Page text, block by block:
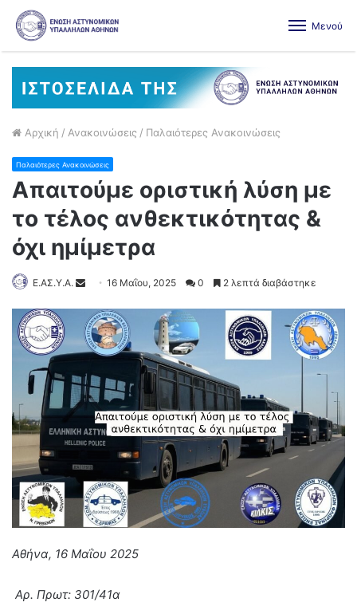
Μενού
Αρχική / Ανακοινώσεις / Παλαιότερες Ανακοινώσεις
Παλαιότερες Ανακοινώσεις
Απαιτούμε οριστική λύση με
το τέλος ανθεκτικότητας &
όχι ημίμετρα
Ε.ΑΣ.Υ.Α. 16 Μαΐου, 2025 0 2 λεπτά διαβάστηκε
Αθήνα, 16 Μαΐου 2025
Αρ. Πρωτ: 301/41α